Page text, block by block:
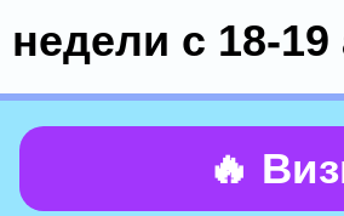
недели с 18-19
🔥